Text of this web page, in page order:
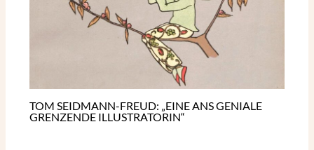
TOM SEIDMANN-FREUD: „EINE ANS GENIALE
GRENZENDE ILLUSTRATORIN“